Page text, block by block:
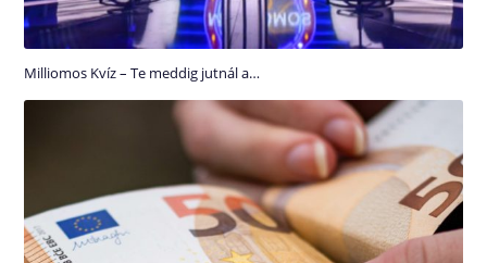
Milliomos Kvíz – Te meddig jutnál a…